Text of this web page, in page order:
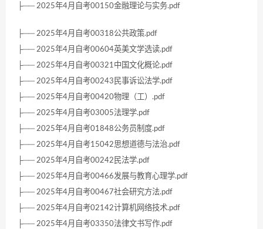
├── 2025年4月自考00150金融理论与实务.pdf
├── 2025年4月自考00318公共政策.pdf
├── 2025年4月自考00604英美文学选读.pdf
├── 2025年4月自考00321中国文化概论.pdf
├── 2025年4月自考00243民事诉讼法学.pdf
├── 2025年4月自考00420物理（工）.pdf
├── 2025年4月自考03005法理学.pdf
├── 2025年4月自考01848公务员制度.pdf
├── 2025年4月自考15042思想道德与法治.pdf
├── 2025年4月自考00242民法学.pdf
├── 2025年4月自考00466发展与教育心理学.pdf
├── 2025年4月自考00467社会研究方法.pdf
├── 2025年4月自考02142计算机网络技术.pdf
├── 2025年4月自考03350法律文书写作.pdf